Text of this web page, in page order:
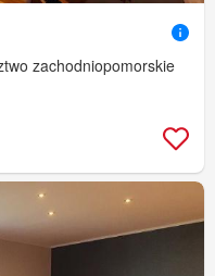
zachodniopomorskie